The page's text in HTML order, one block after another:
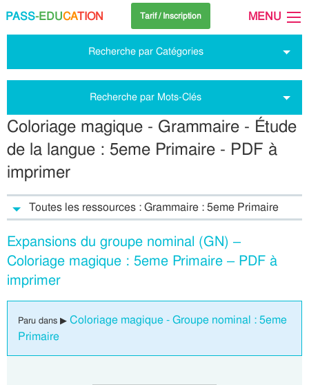
PASS-EDUCATION Tarif / Inscription MENU
Recherche par Catégories
Recherche par Mots-Clés
Coloriage magique - Grammaire - Étude
de la langue : 5eme Primaire - PDF à
imprimer
Toutes les ressources : Grammaire : 5eme Primaire
Expansions du groupe nominal (GN) –
Coloriage magique : 5eme Primaire – PDF à
imprimer
Paru dans ▶ Coloriage magique - Groupe nominal : 5eme
Primaire